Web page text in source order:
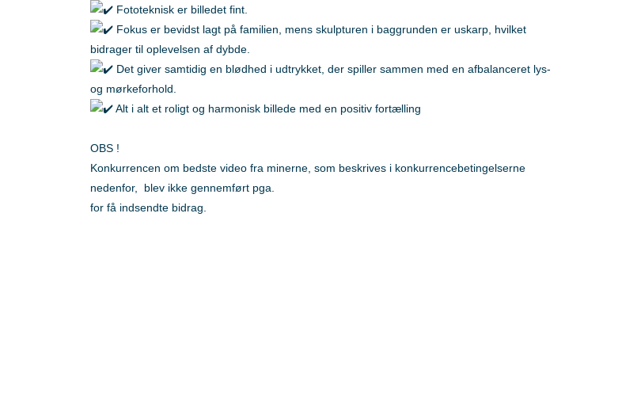
Fototeknisk er billedet fint.
Fokus er bevidst lagt på familien, mens skulpturen i baggrunden er uskarp, hvilket
bidrager til oplevelsen af dybde.
Det giver samtidig en blødhed i udtrykket, der spiller sammen med en afbalanceret lys-
og mørkeforhold.
Alt i alt et roligt og harmonisk billede med en positiv fortælling
OBS !
Konkurrencen om bedste video fra minerne, som beskrives i konkurrencebetingelserne
nedenfor, blev ikke gennemført pga.
for få indsendte bidrag.